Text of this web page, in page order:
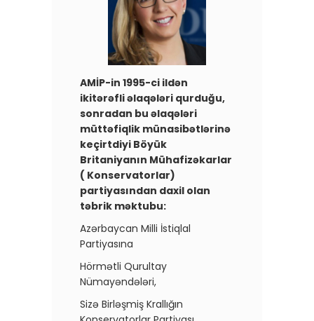
AMİP-in 1995-ci ildən
ikitərəfli əlaqələri qurduğu,
sonradan bu əlaqələri
müttəfiqlik münasibətlərinə
keçirtdiyi Böyük
Britaniyanın Mühafizəkarlar
( Konservatorlar)
partiyasından daxil olan
təbrik məktubu:
Azərbaycan Milli İstiqlal
Partiyasına
Hörmətli Qurultay
Nümayəndələri,
Sizə Birləşmiş Krallığın